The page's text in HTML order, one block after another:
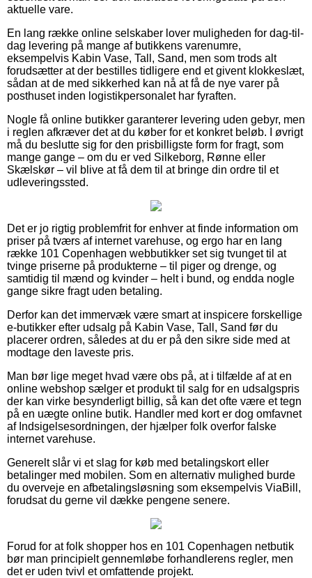
aktuelle vare.
En lang række online selskaber lover muligheden for dag-til-
dag levering på mange af butikkens varenumre,
eksempelvis Kabin Vase, Tall, Sand, men som trods alt
forudsætter at der bestilles tidligere end et givent klokkeslæt,
sådan at de med sikkerhed kan nå at få de nye varer på
posthuset inden logistikpersonalet har fyraften.
Nogle få online butikker garanterer levering uden gebyr, men
i reglen afkræver det at du køber for et konkret beløb. I øvrigt
må du beslutte sig for den prisbilligste form for fragt, som
mange gange – om du er ved Silkeborg, Rønne eller
Skælskør – vil blive at få dem til at bringe din ordre til et
udleveringssted.
Det er jo rigtig problemfrit for enhver at finde information om
priser på tværs af internet varehuse, og ergo har en lang
række 101 Copenhagen webbutikker set sig tvunget til at
tvinge priserne på produkterne – til piger og drenge, og
samtidig til mænd og kvinder – helt i bund, og endda nogle
gange sikre fragt uden betaling.
Derfor kan det immervæk være smart at inspicere forskellige
e-butikker efter udsalg på Kabin Vase, Tall, Sand før du
placerer ordren, således at du er på den sikre side med at
modtage den laveste pris.
Man bør lige meget hvad være obs på, at i tilfælde af at en
online webshop sælger et produkt til salg for en udsalgspris
der kan virke besynderligt billig, så kan det ofte være et tegn
på en uægte online butik. Handler med kort er dog omfavnet
af Indsigelsesordningen, der hjælper folk overfor falske
internet varehuse.
Generelt slår vi et slag for køb med betalingskort eller
betalinger med mobilen. Som en alternativ mulighed burde
du overveje en afbetalingsløsning som eksempelvis ViaBill,
forudsat du gerne vil dække pengene senere.
Forud for at folk shopper hos en 101 Copenhagen netbutik
bør man principielt gennemløbe forhandlerens regler, men
det er uden tvivl et omfattende projekt.